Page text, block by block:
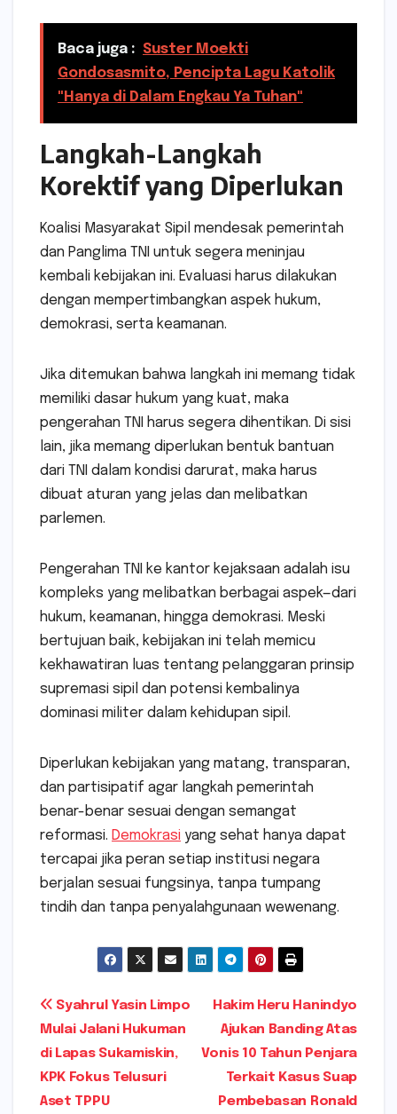
Baca juga : Suster Moekti
Gondosasmito, Pencipta Lagu Katolik
"Hanya di Dalam Engkau Ya Tuhan"
Langkah-Langkah
Korektif yang Diperlukan
Koalisi Masyarakat Sipil mendesak pemerintah
dan Panglima TNI untuk segera meninjau
kembali kebijakan ini. Evaluasi harus dilakukan
dengan mempertimbangkan aspek hukum,
demokrasi, serta keamanan.
Jika ditemukan bahwa langkah ini memang tidak
memiliki dasar hukum yang kuat, maka
pengerahan TNI harus segera dihentikan. Di sisi
lain, jika memang diperlukan bentuk bantuan
dari TNI dalam kondisi darurat, maka harus
dibuat aturan yang jelas dan melibatkan
parlemen.
Pengerahan TNI ke kantor kejaksaan adalah isu
kompleks yang melibatkan berbagai aspek—dari
hukum, keamanan, hingga demokrasi. Meski
bertujuan baik, kebijakan ini telah memicu
kekhawatiran luas tentang pelanggaran prinsip
supremasi sipil dan potensi kembalinya
dominasi militer dalam kehidupan sipil.
Diperlukan kebijakan yang matang, transparan,
dan partisipatif agar langkah pemerintah
benar-benar sesuai dengan semangat
reformasi. Demokrasi yang sehat hanya dapat
tercapai jika peran setiap institusi negara
berjalan sesuai fungsinya, tanpa tumpang
tindih dan tanpa penyalahgunaan wewenang.
Navigasi
pos
Hakim Heru Hanindyo
Ajukan Banding Atas
Vonis 10 Tahun Penjara
Terkait Kasus Suap
Pembebasan Ronald
Syahrul Yasin Limpo
Mulai Jalani Hukuman
di Lapas Sukamiskin,
KPK Fokus Telusuri
Aset TPPU